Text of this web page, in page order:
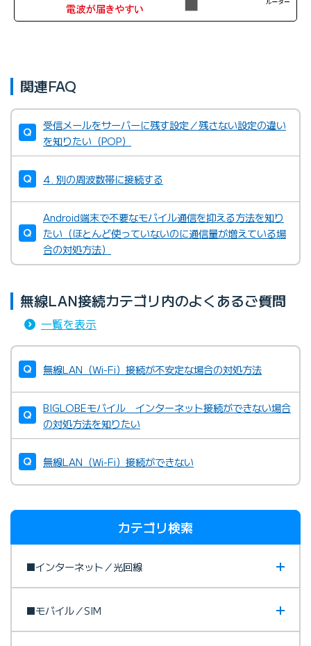
関連FAQ
受信メールをサーバーに残す設定／残さない設定の違い
を知りたい（POP）
4. 別の周波数帯に接続する
Android端末で不要なモバイル通信を抑える方法を知り
たい（ほとんど使っていないのに通信量が増えている場
合の対処方法）
無線LAN接続カテゴリ内のよくあるご質問
一覧を表示
無線LAN（Wi-Fi）接続が不安定な場合の対処方法
BIGLOBEモバイル インターネット接続ができない場合
の対処方法を知りたい
無線LAN（Wi-Fi）接続ができない
カテゴリ検索
■インターネット／光回線
■モバイル／SIM